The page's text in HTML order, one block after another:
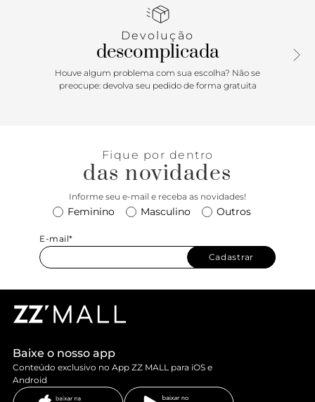
casa em uma embalagem especial que traduz a elegância &
Devolução
descomplicada
Houve algum problema com sua escolha? Não se
preocupe: devolva seu pedido de forma gratuita
Fique por dentro
das novidades
Informe seu e-mail e receba as novidades!
Feminino Masculino Outros
E-mail*
Cadastrar
Baixe o nosso app
Conteúdo exclusivo no App ZZ MALL para iOS e
Android